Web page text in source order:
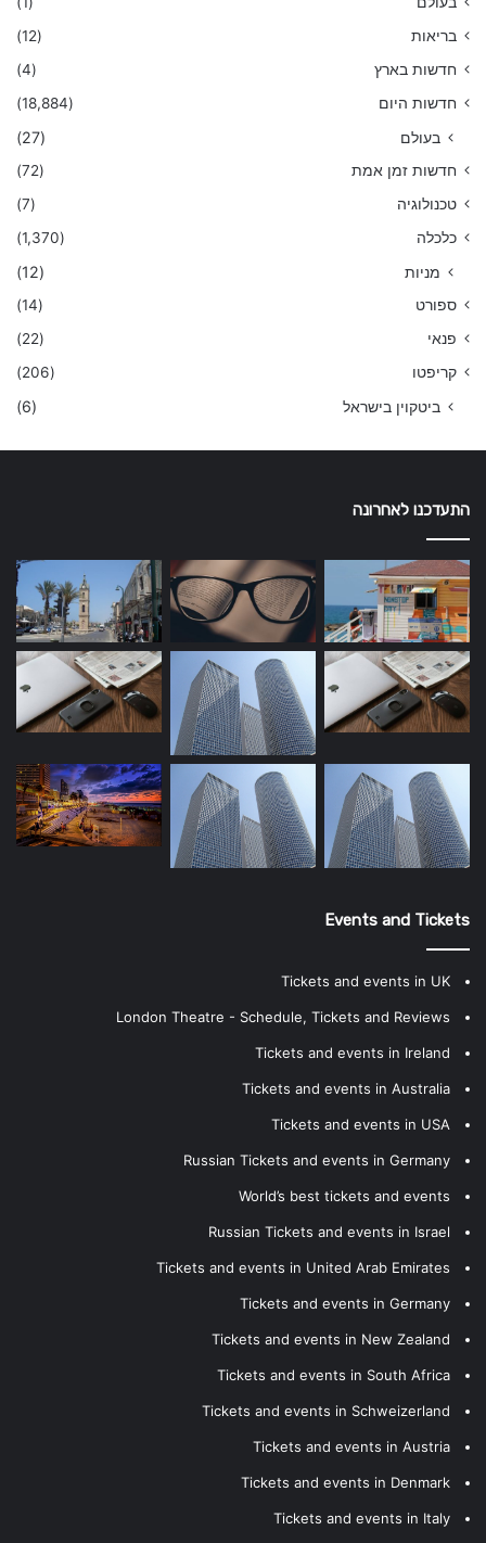
בריאות
(12)
חדשות בארץ
(4)
חדשות היום
(18,884)
בעולם (27)
חדשות זמן אמת
(72)
טכנולוגיה
(7)
כלכלה
(1,370)
מניות (12)
ספורט
(14)
פנאי
(22)
קריפטו
(206)
ביטקוין בישראל (6)
התעדכנו לאחרונה
Events and Tickets
Tickets and events in UK
London Theatre - Schedule, Tickets and Reviews
Tickets and events in Ireland
Tickets and events in Australia
Tickets and events in USA
Russian Tickets and events in Germany
World’s best tickets and events
Russian Tickets and events in Israel
Tickets and events in United Arab Emirates
Tickets and events in Germany
Tickets and events in New Zealand
Tickets and events in South Africa
Tickets and events in Schweizerland
Tickets and events in Austria
Tickets and events in Denmark
Tickets and events in Italy